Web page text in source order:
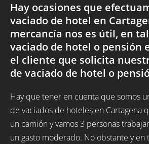
Hay ocasiones que
vaciado de hotel en
mercancía nos es útil, en
vaciado de hotel o pensión
el cliente que solicita
de vaciado de hotel o
Hay que tener en cuenta que somos
de vaciados de hoteles en Cartagena
un camión y vamos 3 personas
un gasto moderado. No obstante y en